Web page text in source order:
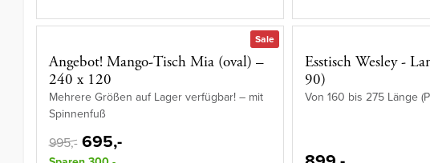
Sale
Angebot! Mango-Tisch Mia (oval) –
240 x 120
Mehrere Größen auf Lager verfügbar! – mit
Spinnenfuß
995,- 695,-
Esstisch Wesley -
90)
Von 160 bis 275 Länge